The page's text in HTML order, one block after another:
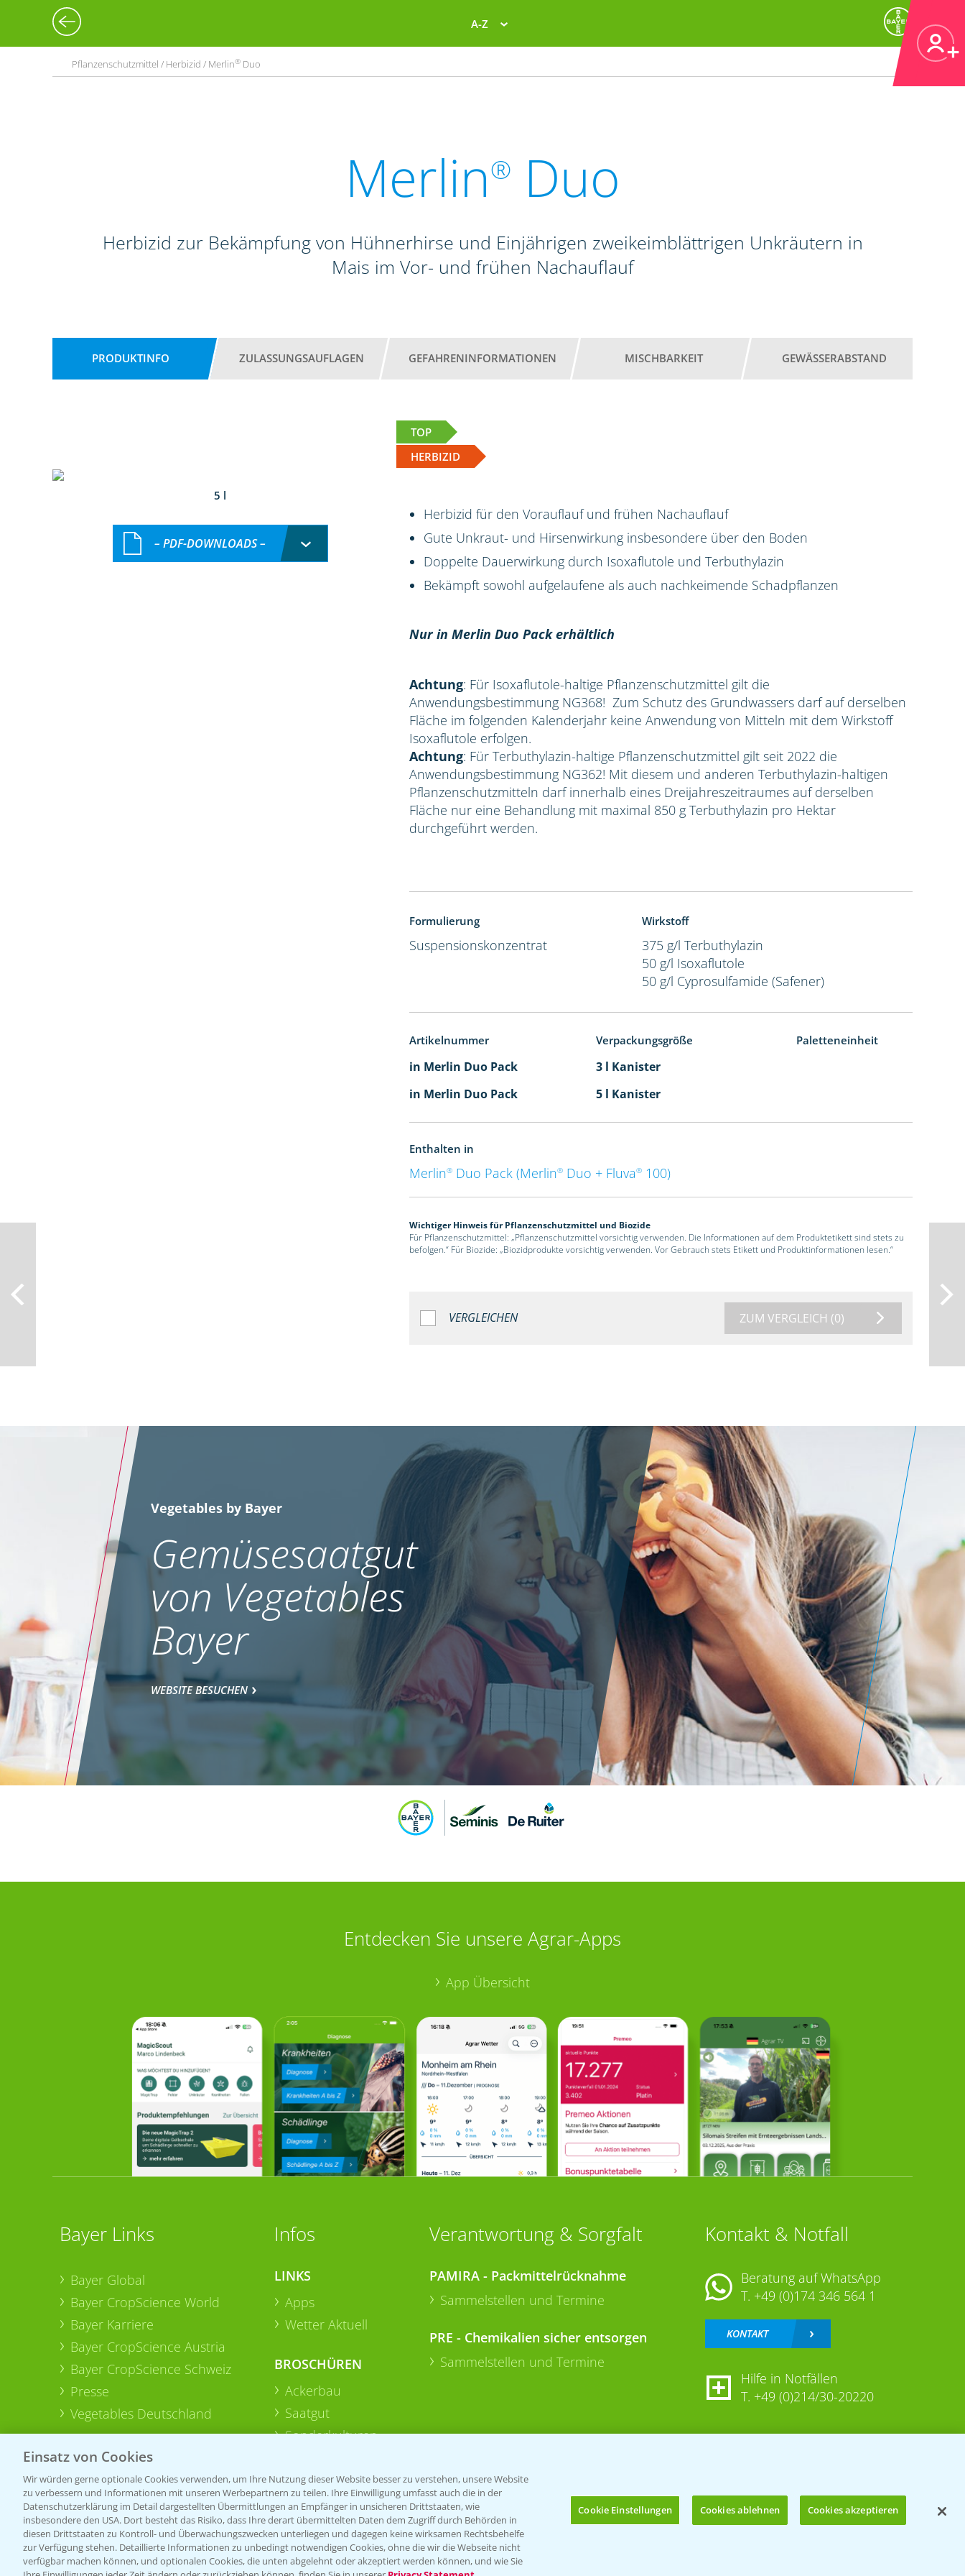
A-Z
Pflanzenschutzmittel / Herbizid / Merlin® Duo
Merlin® Duo
Herbizid zur Bekämpfung von Hühnerhirse und Einjährigen zweikeimblättrigen Unkräutern in
Mais im Vor- und frühen Nachauflauf
PRODUKTINFO ZULASSUNGSAUFLAGEN GEFAHRENINFORMATIONEN MISCHBARKEIT GEWÄSSERABSTAND
TOP
HERBIZID
5 l
– PDF-DOWNLOADS –
Herbizid für den Vorauflauf und frühen Nachauflauf
Gute Unkraut- und Hirsenwirkung insbesondere über den Boden
Doppelte Dauerwirkung durch Isoxaflutole und Terbuthylazin
Bekämpft sowohl aufgelaufene als auch nachkeimende Schadpflanzen
Nur in Merlin Duo Pack erhältlich
Achtung: Für Isoxaflutole-haltige Pflanzenschutzmittel gilt die
Anwendungsbestimmung NG368! Zum Schutz des Grundwassers darf auf derselben
Fläche im folgenden Kalenderjahr keine Anwendung von Mitteln mit dem Wirkstoff
Isoxaflutole erfolgen.
Achtung: Für Terbuthylazin-haltige Pflanzenschutzmittel gilt seit 2022 die
Anwendungsbestimmung NG362! Mit diesem und anderen Terbuthylazin-haltigen
Pflanzenschutzmitteln darf innerhalb eines Dreijahreszeitraumes auf derselben
Fläche nur eine Behandlung mit maximal 850 g Terbuthylazin pro Hektar
durchgeführt werden.
Formulierung
Suspensionskonzentrat
Wirkstoff
375 g/l Terbuthylazin
50 g/l Isoxaflutole
50 g/l Cyprosulfamide (Safener)
Artikelnummer Verpackungsgröße Paletteneinheit
in Merlin Duo Pack
3 l Kanister
in Merlin Duo Pack
5 l Kanister
Enthalten in
Merlin® Duo Pack (Merlin® Duo + Fluva® 100)
Wichtiger Hinweis für Pflanzenschutzmittel und Biozide
Für Pflanzenschutzmittel: „Pflanzenschutzmittel vorsichtig verwenden. Die Informationen auf dem Produktetikett sind stets zu
befolgen.“ Für Biozide: „Biozidprodukte vorsichtig verwenden. Vor Gebrauch stets Etikett und Produktinformationen lesen.“
VERGLEICHEN ZUM VERGLEICH (0)
Bis zu 4 Produkte vergleichen:
Vegetables by Bayer
Gemüsesaatgut
von Vegetables
Bayer
WEBSITE BESUCHEN
Entdecken Sie unsere Agrar-Apps
App Übersicht
Bayer Links
Bayer Global
Bayer CropScience World
Bayer Karriere
Bayer CropScience Austria
Bayer CropScience Schweiz
Presse
Vegetables Deutschland
Infos
LINKS
Apps
Wetter Aktuell
BROSCHÜREN
Ackerbau
Saatgut
Sonderkulturen
Verantwortung & Sorgfalt
PAMIRA - Packmittelrücknahme
Sammelstellen und Termine
PRE - Chemikalien sicher entsorgen
Sammelstellen und Termine
Kontakt & Notfall
Beratung auf WhatsApp
T. +49 (0)174 346 564 1
KONTAKT
Hilfe in Notfällen
T. +49 (0)214/30-20220
Folgen Sie uns
Einsatz von Cookies
Wir würden gerne optionale Cookies verwenden, um Ihre Nutzung dieser Website besser zu verstehen, unsere Website
zu verbessern und Informationen mit unseren Werbepartnern zu teilen. Ihre Einwilligung umfasst auch die in der
Datenschutzerklärung im Detail dargestellten Übermittlungen an Empfänger in unsicheren Drittstaaten, wie
insbesondere den USA. Dort besteht das Risiko, dass Ihre derart übermittelten Daten dem Zugriff durch Behörden in
diesen Drittstaaten zu Kontroll- und Überwachungszwecken unterliegen und dagegen keine wirksamen Rechtsbehelfe
zur Verfügung stehen. Detaillierte Informationen zu unbedingt notwendigen Cookies, ohne die wir die Webseite nicht
verfügbar machen können, und optionalen Cookies, die unten abgelehnt oder akzeptiert werden können, und wie Sie
Cookie Einstellungen Cookies ablehnen Cookies akzeptieren